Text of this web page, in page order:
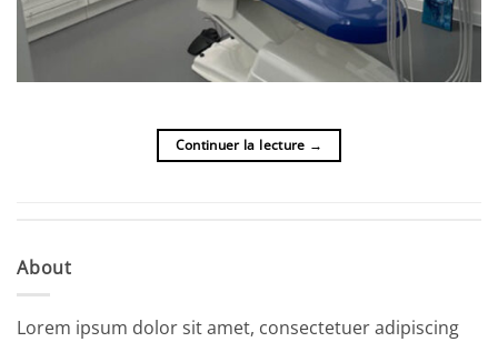
Continuer la lecture →
About
Lorem ipsum dolor sit amet, consectetuer adipiscing